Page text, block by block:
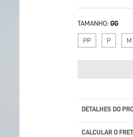
TAMANHO: GG
PP P M
DETALHES DO
CALCULAR O